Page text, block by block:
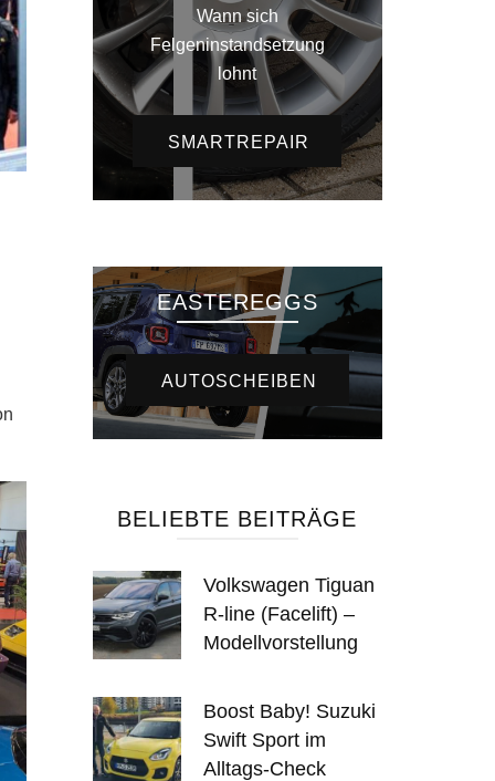
Wann sich
Felgeninstandsetzung
lohnt
SMARTREPAIR
EASTEREGGS
AUTOSCHEIBEN
BELIEBTE BEITRÄGE
Volkswagen Tiguan
R-line (Facelift) –
Modellvorstellung
Boost Baby! Suzuki
Swift Sport im
Alltags-Check